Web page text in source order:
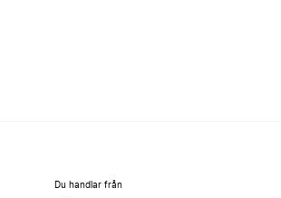
Du handlar från